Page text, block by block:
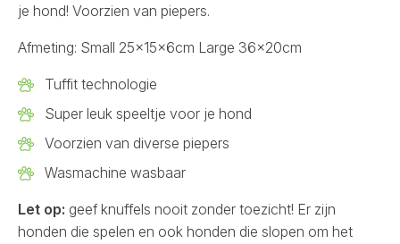
je hond! Voorzien van piepers.
Afmeting: Small 25x15x6cm Large 36x20cm
Tuffit technologie
Super leuk speeltje voor je hond
Voorzien van diverse piepers
Wasmachine wasbaar
Let op: geef knuffels nooit zonder toezicht! Er zijn
honden die spelen en ook honden die slopen om het